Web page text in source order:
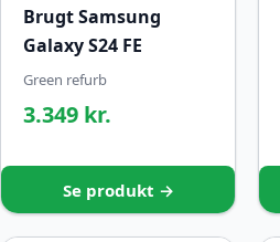
Brugt Samsung
Galaxy S24 FE
Green refurb
3.349 kr.
Se produkt →